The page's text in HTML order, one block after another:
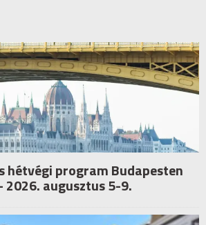
hétvégi program Budapesten
2026. augusztus 5-9.